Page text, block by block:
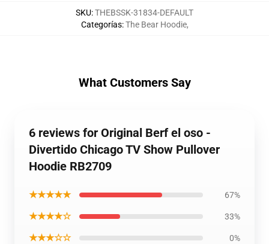
SKU:THEBSSK-31834-DEFAULT
Categorías:The Bear Hoodie,
What Customers Say
6 reviews for Original Berf el oso -
Divertido Chicago TV Show Pullover
Hoodie RB2709
★★★★★ 67%
★★★★☆ 33%
★★★☆☆ 0%